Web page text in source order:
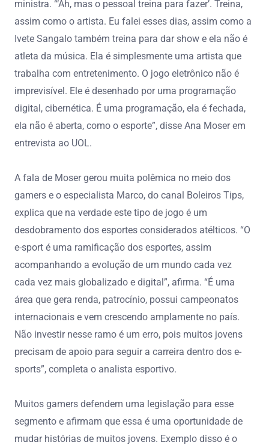
ministra. “‘Ah, mas o pessoal treina para fazer’. Treina,
assim como o artista. Eu falei esses dias, assim como a
Ivete Sangalo também treina para dar show e ela não é
atleta da música. Ela é simplesmente uma artista que
trabalha com entretenimento. O jogo eletrônico não é
imprevisível. Ele é desenhado por uma programação
digital, cibernética. É uma programação, ela é fechada,
ela não é aberta, como o esporte”, disse Ana Moser em
entrevista ao UOL.
A fala de Moser gerou muita polêmica no meio dos
gamers e o especialista Marco, do canal Boleiros Tips,
explica que na verdade este tipo de jogo é um
desdobramento dos esportes considerados atélticos. “O
e-sport é uma ramificação dos esportes, assim
acompanhando a evolução de um mundo cada vez
cada vez mais globalizado e digital”, afirma. “É uma
área que gera renda, patrocínio, possui campeonatos
internacionais e vem crescendo amplamente no país.
Não investir nesse ramo é um erro, pois muitos jovens
precisam de apoio para seguir a carreira dentro dos e-
sports”, completa o analista esportivo.
Muitos gamers defendem uma legislação para esse
segmento e afirmam que essa é uma oportunidade de
mudar histórias de muitos jovens. Exemplo disso é o